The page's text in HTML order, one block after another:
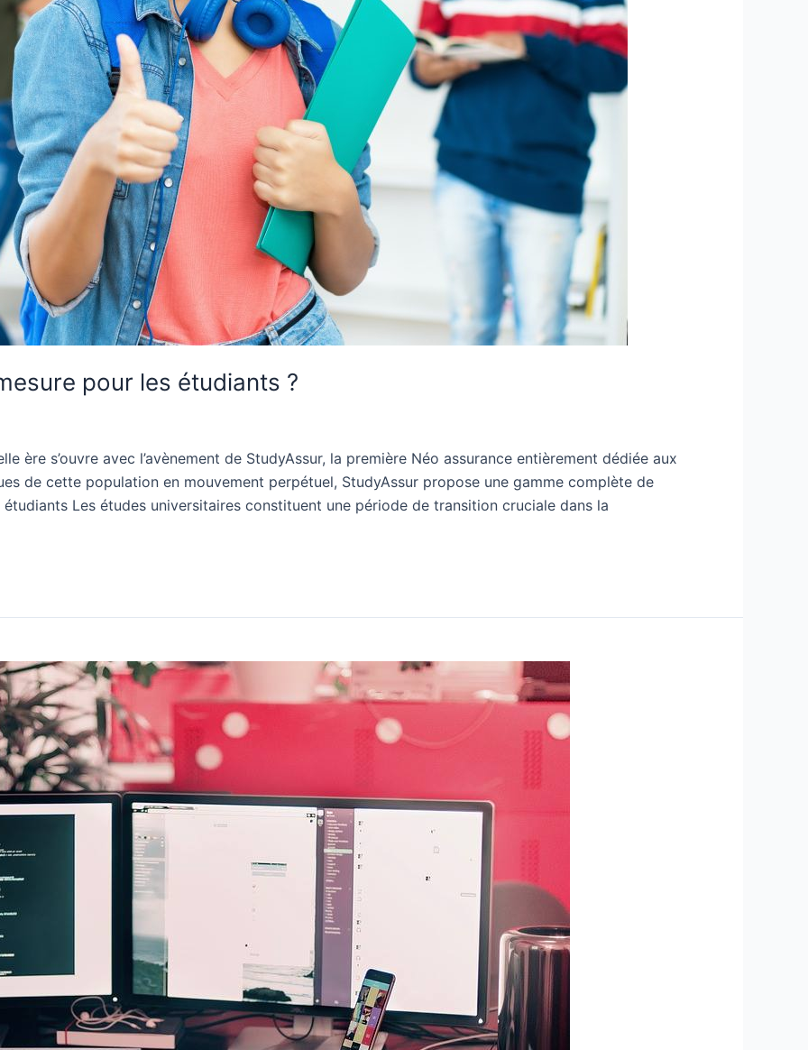
pour les étudiants ?
ère s’ouvre avec l’avènement de StudyAssur, la première Néo assurance entièrement dédiée aux
de cette population en mouvement perpétuel, StudyAssur propose une gamme complète de
Les études universitaires constituent une période de transition cruciale dans la